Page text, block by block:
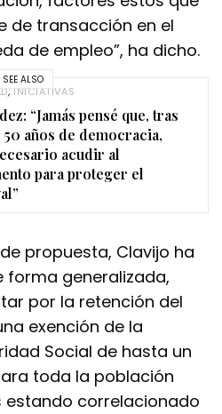
de transacción en el
de empleo”, ha dicho.
SEE ALSO
, INICIATIVAS
“Jamás pensé que, tras
50 años de democracia,
acudir al
para proteger el
propuesta, Clavijo ha
forma generalizada,
por la retención del
exención de la
Social de hasta un
toda la población
estando correlacionado